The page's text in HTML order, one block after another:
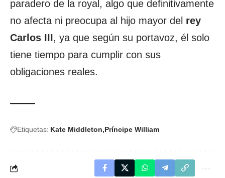
paradero de la royal, algo que definitivamente
no afecta ni preocupa al hijo mayor del rey
Carlos III, ya que según su portavoz, él solo
tiene tiempo para cumplir con sus
obligaciones reales.
Etiquetas: Kate Middleton Príncipe William